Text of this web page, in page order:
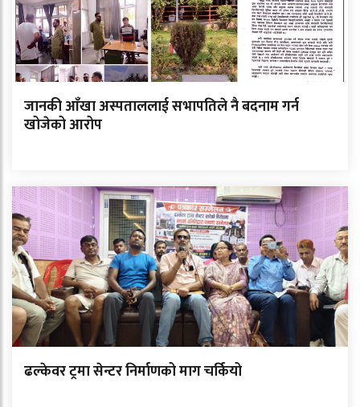
जानकी आँखा अस्पताललाई सभापतिले नै बदनाम गर्न
खोजेको आरोप
ढल्केवर ट्रमा सेन्टर निर्माणको माग चर्कियो